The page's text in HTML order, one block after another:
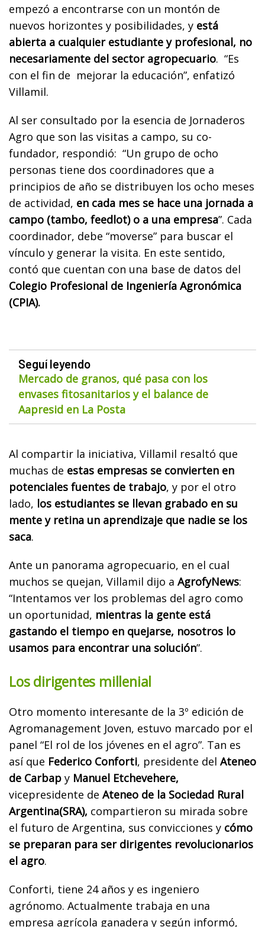
empezó a encontrarse con un montón de
nuevos horizontes y posibilidades, y está
abierta a cualquier estudiante y profesional, no
necesariamente del sector agropecuario. “Es
con el fin de mejorar la educación”, enfatizó
Villamil.
Al ser consultado por la esencia de Jornaderos
Agro que son las visitas a campo, su co-
fundador, respondió: “Un grupo de ocho
personas tiene dos coordinadores que a
principios de año se distribuyen los ocho meses
de actividad, en cada mes se hace una jornada a
campo (tambo, feedlot) o a una empresa”. Cada
coordinador, debe “moverse” para buscar el
vínculo y generar la visita. En este sentido,
contó que cuentan con una base de datos del
Colegio Profesional de Ingeniería Agronómica
(CPIA).
Seguí leyendo
Mercado de granos, qué pasa con los
envases fitosanitarios y el balance de
Aapresid en La Posta
Al compartir la iniciativa, Villamil resaltó que
muchas de estas empresas se convierten en
potenciales fuentes de trabajo, y por el otro
lado, los estudiantes se llevan grabado en su
mente y retina un aprendizaje que nadie se los
saca.
Ante un panorama agropecuario, en el cual
muchos se quejan, Villamil dijo a AgrofyNews:
“Intentamos ver los problemas del agro como
un oportunidad, mientras la gente está
gastando el tiempo en quejarse, nosotros lo
usamos para encontrar una solución”.
Los dirigentes millenial
Otro momento interesante de la 3º edición de
Agromanagement Joven, estuvo marcado por el
panel “El rol de los jóvenes en el agro”. Tan es
así que Federico Conforti, presidente del Ateneo
de Carbap y Manuel Etchevehere,
vicepresidente de Ateneo de la Sociedad Rural
Argentina(SRA), compartieron su mirada sobre
el futuro de Argentina, sus convicciones y cómo
se preparan para ser dirigentes revolucionarios
el agro.
Conforti, tiene 24 años y es ingeniero
agrónomo. Actualmente trabaja en una
empresa agrícola ganadera y según informó,